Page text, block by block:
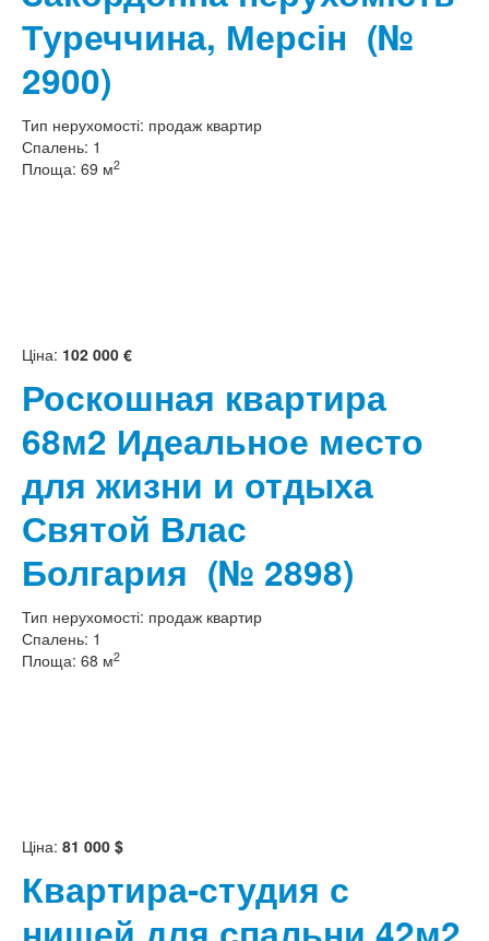
Туреччина, Мерсін (№
2900)
Тип нерухомості: продаж квартир
Спалень: 1
Площа: 69 м2
Ціна: 102 000 €
Роскошная квартира
68м2 Идеальное место
для жизни и отдыха
Святой Влас
Болгария (№ 2898)
Тип нерухомості: продаж квартир
Спалень: 1
Площа: 68 м2
Ціна: 81 000 $
Квартира-студия с